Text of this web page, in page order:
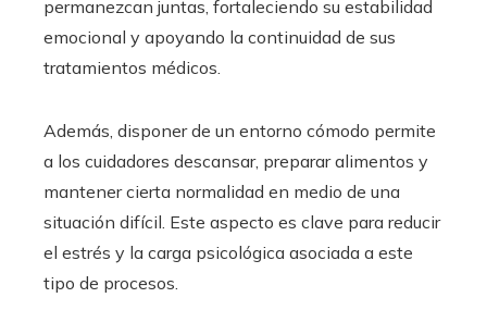
permanezcan juntas, fortaleciendo su estabilidad
emocional y apoyando la continuidad de sus
tratamientos médicos.
Además, disponer de un entorno cómodo permite
a los cuidadores descansar, preparar alimentos y
mantener cierta normalidad en medio de una
situación difícil. Este aspecto es clave para reducir
el estrés y la carga psicológica asociada a este
tipo de procesos.